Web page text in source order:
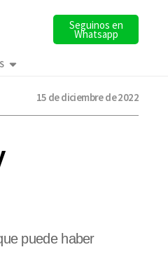
Seguinos en
Whatsapp
15 de diciembre de 2022
puede haber